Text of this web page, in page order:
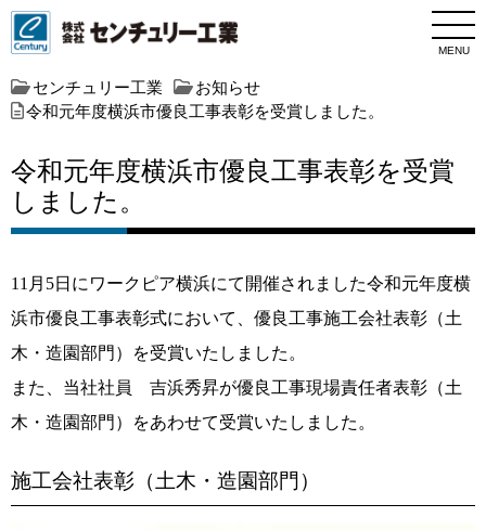
MENU
センチュリー工業
お知らせ
令和元年度横浜市優良工事表彰を受賞しました。
令和元年度横浜市優良工事表彰を受賞
しました。
11月5日にワークピア横浜にて開催されました令和元年度横
浜市優良工事表彰式において、優良工事施工会社表彰（土
木・造園部門）を受賞いたしました。
また、当社社員 吉浜秀昇が優良工事現場責任者表彰（土
木・造園部門）をあわせて受賞いたしました。
施工会社表彰（土木・造園部門）